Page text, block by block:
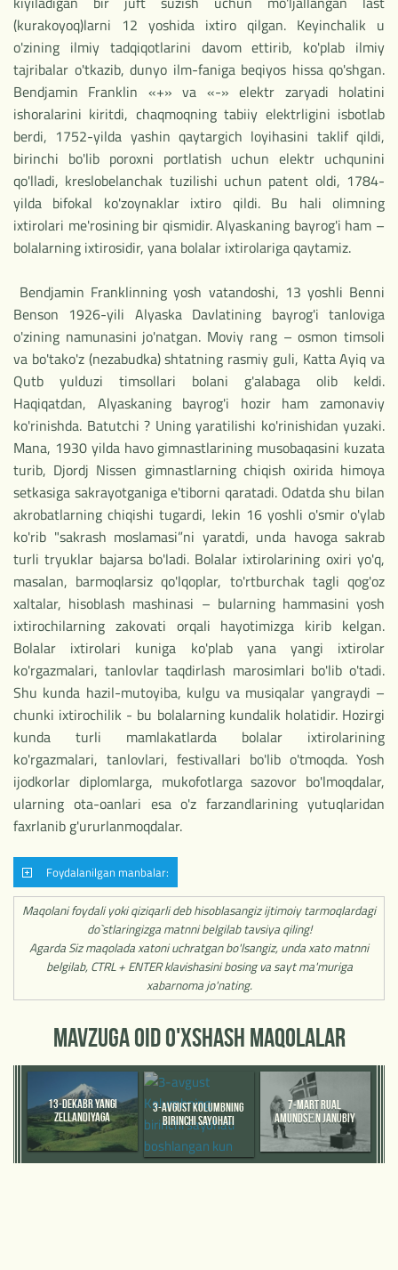
(kurakoyoq)larni 12 yoshida ixtiro qilgan. Keyinchalik u
o'zining ilmiy tadqiqotlarini davom ettirib, ko'plab ilmiy
tajribalar o'tkazib, dunyo ilm-faniga beqiyos hissa qo'shgan.
Bendjamin Franklin «+» va «-» elektr zaryadi holatini
ishoralarini kiritdi, chaqmoqning tabiiy elektrligini isbotlab
berdi, 1752-yilda yashin qaytargich loyihasini taklif qildi,
birinchi bo'lib poroxni portlatish uchun elektr uchqunini
qo'lladi, kreslobelanchak tuzilishi uchun patent oldi, 1784-
yilda bifokal ko'zoynaklar ixtiro qildi. Bu hali olimning
ixtirolari me'rosining bir qismidir. Alyaskaning bayrog'i ham –
bolalarning ixtirosidir, yana bolalar ixtirolariga qaytamiz.
Bendjamin Franklinning yosh vatandoshi, 13 yoshli Benni
Benson 1926-yili Alyaska Davlatining bayrog'i tanloviga
o'zining namunasini jo'natgan. Moviy rang – osmon timsoli
va bo'tako'z (nezabudka) shtatning rasmiy guli, Katta Ayiq va
Qutb yulduzi timsollari bolani g'alabaga olib keldi.
Haqiqatdan, Alyaskaning bayrog'i hozir ham zamonaviy
ko'rinishda. Batutchi ? Uning yaratilishi ko'rinishidan yuzaki.
Mana, 1930 yilda havo gimnastlarining musobaqasini kuzata
turib, Djordj Nissen gimnastlarning chiqish oxirida himoya
setkasiga sakrayotganiga e'tiborni qaratadi. Odatda shu bilan
akrobatlarning chiqishi tugardi, lekin 16 yoshli o'smir o'ylab
ko'rib "sakrash moslamasi”ni yaratdi, unda havoga sakrab
turli tryuklar bajarsa bo'ladi. Bolalar ixtirolarining oxiri yo'q,
masalan, barmoqlarsiz qo'lqoplar, to'rtburchak tagli qog'oz
xaltalar, hisoblash mashinasi – bularning hammasini yosh
ixtirochilarning zakovati orqali hayotimizga kirib kelgan.
Bolalar ixtirolari kuniga ko'plab yana yangi ixtirolar
ko'rgazmalari, tanlovlar taqdirlash marosimlari bo'lib o'tadi.
Shu kunda hazil-mutoyiba, kulgu va musiqalar yangraydi –
chunki ixtirochilik - bu bolalarning kundalik holatidir. Hozirgi
kunda turli mamlakatlarda bolalar ixtirolarining
ko'rgazmalari, tanlovlari, festivallari bo'lib o'tmoqda. Yosh
ijodkorlar diplomlarga, mukofotlarga sazovor bo'lmoqdalar,
ularning ota-oanlari esa o'z farzandlarining yutuqlaridan
faxrlanib g'ururlanmoqdalar.
Foydalanilgan manbalar:
Maqolani foydali yoki qiziqarli deb hisoblasangiz ijtimoiy tarmoqlardagi
do`stlaringizga matnni belgilab tavsiya qiling!
Agarda Siz maqolada xatoni uchratgan bo'lsangiz, unda xato matnni
belgilab, CTRL + ENTER klavishasini bosing va sayt ma'muriga
xabarnoma jo'nating.
MAVZUGA OID O'XSHASH MAQOLALAR
13-DEKABR YANGI
ZELLANDIYAGA
YEVROPALIKLARDAN
BIRINCHI MARTA
3-AVGUST KOLUMBNING
BIRINCHI SAYOHATI
BOSHLANGAN KUN
7-MART RUAL
AMUNDSЕN JANUBIY
QUTBNI KASHF
ETGANLIGINI DUNYOGA